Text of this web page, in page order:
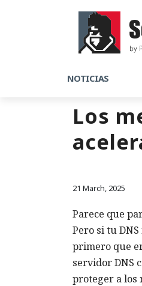
NOTICIAS
Los
21 March, 2025
Parece que
Pero si tu
primero que
servidor DNS
proteger a los